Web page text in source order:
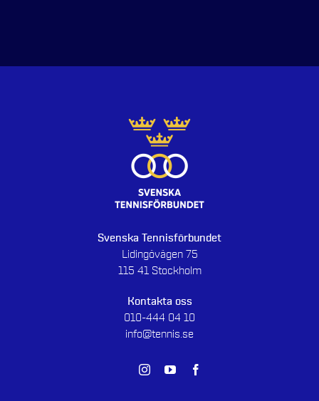
Svenska Tennisförbundet
Lidingövägen 75
115 41 Stockholm
Kontakta oss
010-444 04 10
info@tennis.se